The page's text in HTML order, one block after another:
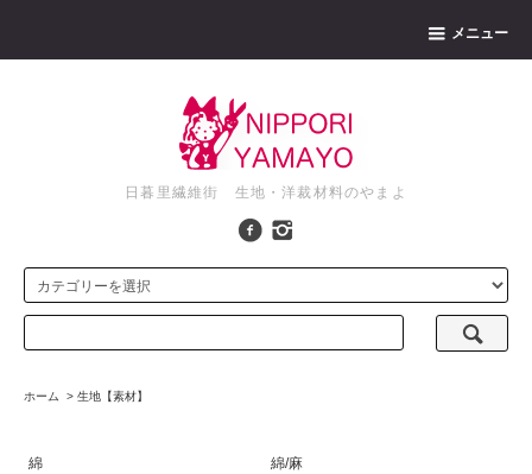
メニュー
日暮里繊維街 生地・洋裁材料のやまよ
ホーム > 生地【素材】
綿
綿/麻